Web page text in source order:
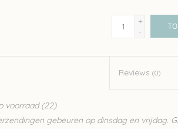
+
-
Reviews(0)
voorraad(22)
gebeuren op dinsdag en vrijdag.